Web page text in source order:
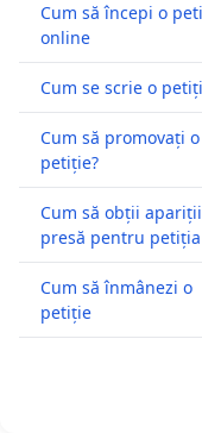
Cum să începi o
online
Cum se scrie o
Cum să promovați o
petiție?
Cum să obții
presă pentru
Cum să înmânezi o
petiție